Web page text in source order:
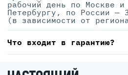
рабочий день по Москве и
Петербургу, по России —
(в зависимости от
Что входит в гарантию?